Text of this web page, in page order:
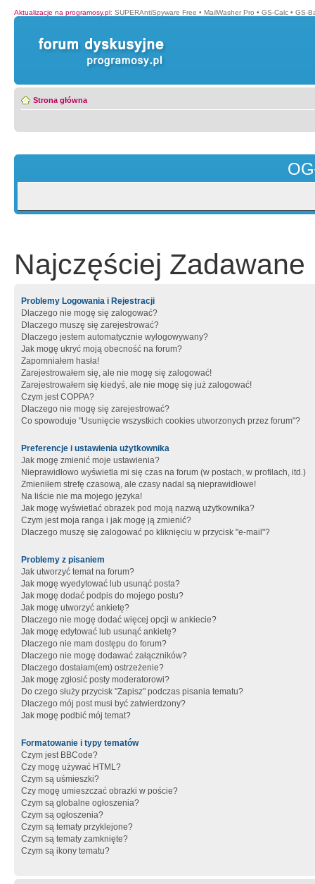
Aktualizacje na programosy.pl: SUPERAntiSpyware Free • MailWasher Pro • GS-Calc • GS-
Strona główna
Najczęściej Zadawane
Problemy Logowania i Rejestracji
Dlaczego nie mogę się zalogować?
Dlaczego muszę się zarejestrować?
Dlaczego jestem automatycznie wylogowywany?
Jak mogę ukryć moją obecność na forum?
Zapomniałem hasła!
Zarejestrowałem się, ale nie mogę się zalogować!
Zarejestrowałem się kiedyś, ale nie mogę się już zalogować!
Czym jest COPPA?
Dlaczego nie mogę się zarejestrować?
Co spowoduje "Usunięcie wszystkich cookies utworzonych przez forum"?
Preferencje i ustawienia użytkownika
Jak mogę zmienić moje ustawienia?
Nieprawidłowo wyświetla mi się czas na forum (w postach, w profilach, itd.)
Zmieniłem strefę czasową, ale czasy nadal są nieprawidłowe!
Na liście nie ma mojego języka!
Jak mogę wyświetlać obrazek pod moją nazwą użytkownika?
Czym jest moja ranga i jak mogę ją zmienić?
Dlaczego muszę się zalogować po kliknięciu w przycisk "e-mail"?
Problemy z pisaniem
Jak utworzyć temat na forum?
Jak mogę wyedytować lub usunąć posta?
Jak mogę dodać podpis do mojego postu?
Jak mogę utworzyć ankietę?
Dlaczego nie mogę dodać więcej opcji w ankiecie?
Jak mogę edytować lub usunąć ankietę?
Dlaczego nie mam dostępu do forum?
Dlaczego nie mogę dodawać załączników?
Dlaczego dostałam(em) ostrzeżenie?
Jak mogę zgłosić posty moderatorowi?
Do czego służy przycisk "Zapisz" podczas pisania tematu?
Dlaczego mój post musi być zatwierdzony?
Jak mogę podbić mój temat?
Formatowanie i typy tematów
Czym jest BBCode?
Czy mogę używać HTML?
Czym są uśmieszki?
Czy mogę umieszczać obrazki w poście?
Czym są globalne ogłoszenia?
Czym są ogłoszenia?
Czym są tematy przyklejone?
Czym są tematy zamknięte?
Czym są ikony tematu?